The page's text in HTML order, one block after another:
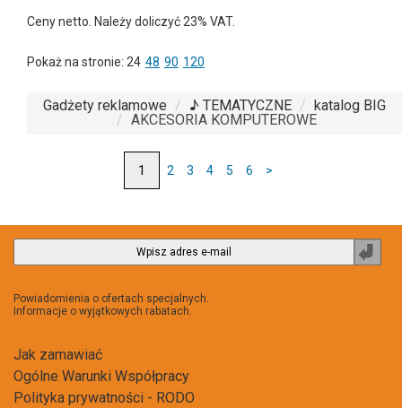
Ceny netto. Należy doliczyć 23% VAT.
Pokaż na stronie: 24 48 90 120
Gadżety reklamowe ♪ TEMATYCZNE
katalog BIG
AKCESORIA KOMPUTEROWE
2 3 4 5 6 >
Powiadomienia o ofertach specjalnych.
Informacje o wyjątkowych rabatach.
Jak zamawiać
Ogólne Warunki Współpracy
Polityka prywatności - RODO